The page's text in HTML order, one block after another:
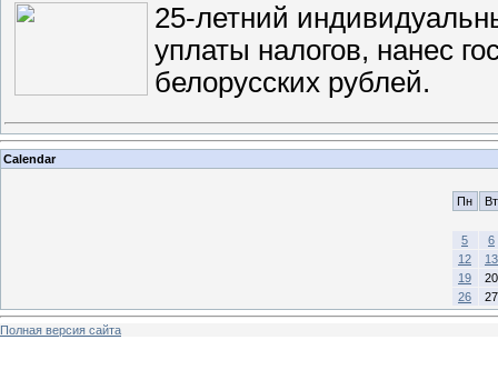
25-летний
уплаты налогов, нанес
белорусских рублей.
Calendar
Пн Вт
5
6
12
13
19
20
26
27
Полная версия сайта